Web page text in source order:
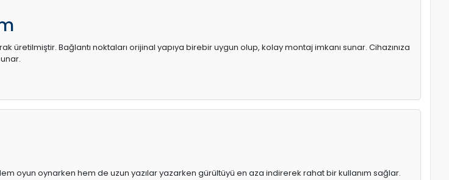
üretilmiştir. Bağlantı noktaları orijinal yapıya birebir uygun olup, kolay montaj imkanı sunar. Cihazınıza
oyun oynarken hem de uzun yazılar yazarken gürültüyü en aza indirerek rahat bir kullanım sağlar.